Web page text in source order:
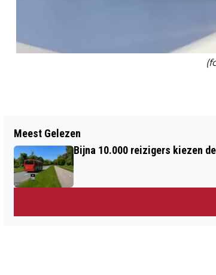
VOORLOPIG GEEN
OPVANG ASIELZOEKERS IN
Meest Gelezen
Bijna 10.000 reizigers kiezen